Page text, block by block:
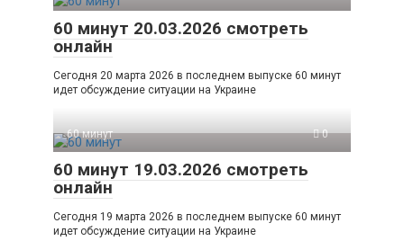
60 минут 20.03.2026 смотреть
онлайн
Сегодня 20 марта 2026 в последнем выпуске 60 минут
идет обсуждение ситуации на Украине
60 минут 0
60 минут 19.03.2026 смотреть
онлайн
Сегодня 19 марта 2026 в последнем выпуске 60 минут
идет обсуждение ситуации на Украине